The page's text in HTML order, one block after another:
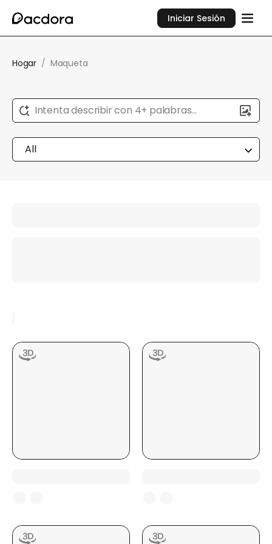
Iniciar Sesión
Hogar / Maqueta
Intenta describir con 4+ palabras...
All